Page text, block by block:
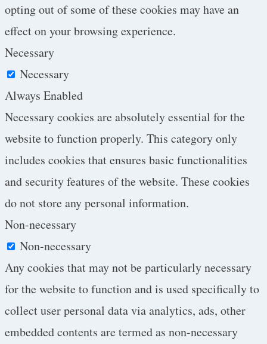
opting out of some of these cookies may have an
effect on your browsing experience.
Necessary
Necessary
Always Enabled
Necessary cookies are absolutely essential for the
website to function properly. This category only
includes cookies that ensures basic functionalities
and security features of the website. These cookies
do not store any personal information.
Non-necessary
Non-necessary
Any cookies that may not be particularly necessary
for the website to function and is used specifically to
collect user personal data via analytics, ads, other
embedded contents are termed as non-necessary